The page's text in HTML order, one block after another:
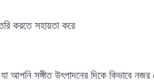
করতে সহায়তা করে
আপনি সঙ্গীত উৎপাদনের দিকে কিভাবে